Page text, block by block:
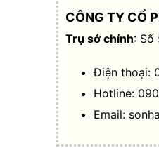
CÔNG TY CỔ
Trụ sở chính: Số
Điện thoại:
Hotline:
Email: